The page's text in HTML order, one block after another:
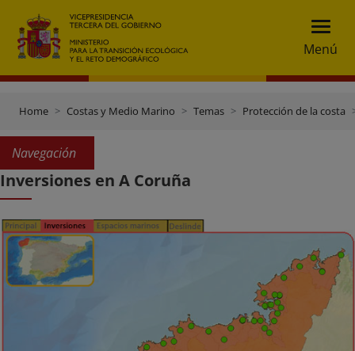
Menú
Home Costas y Medio Marino Temas Protección de la costa
Navegación
Inversiones en A Coruña